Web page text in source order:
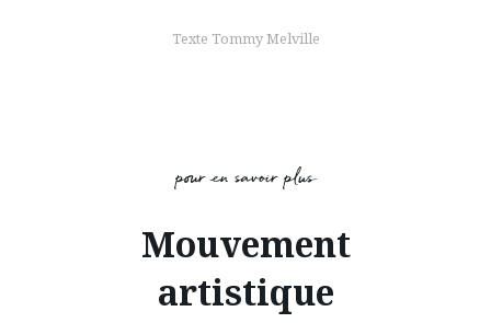
Texte Tommy Melville
pour en savoir plus
Mouvement
artistique